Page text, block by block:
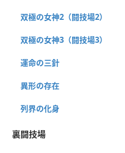
双極の女神2（闘技場2）
双極の女神3（闘技場3）
運命の三針
異形の存在
列界の化身
裏闘技場